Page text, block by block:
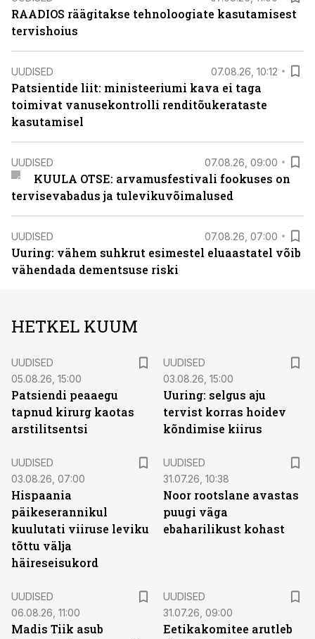
RAADIOS räägitakse tehnoloogiate kasutamisest
tervishoius
UUDISED 07.08.26, 10:12
Patsientide liit: ministeeriumi kava ei taga
toimivat vanusekontrolli renditõukerataste
kasutamisel
UUDISED 07.08.26, 09:00
KUULA OTSE: arvamusfestivali fookuses on
tervisevabadus ja tulevikuvõimalused
UUDISED 07.08.26, 07:00
Uuring: vähem suhkrut esimestel eluaastatel võib
vähendada dementsuse riski
HETKEL KUUM
UUDISED
05.08.26, 15:00
Patsiendi peaaegu
tapnud kirurg kaotas
arstilitsentsi
UUDISED
03.08.26, 15:00
Uuring: selgus aju
tervist korras hoidev
kõndimise kiirus
UUDISED
03.08.26, 07:00
Hispaania
päikeserannikul
kuulutati viiruse leviku
tõttu välja
häireseisukord
UUDISED
31.07.26, 10:38
Noor rootslane avastas
puugi väga
ebaharilikust kohast
UUDISED
06.08.26, 11:00
Madis Tiik asub
UUDISED
31.07.26, 09:00
Eetikakomitee arutleb